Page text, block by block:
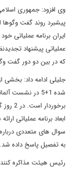
پیشبرد روند گفت وگوها
ایران برنامه عملیاتی
که در بین دو دور گفت وگوی آلماتی 1 و 2 برگزار
جلیلی ادامه داد:
سوال های متعددی
به تفصیل پاسخ داده شد.
رئیس هیئت مذاکره